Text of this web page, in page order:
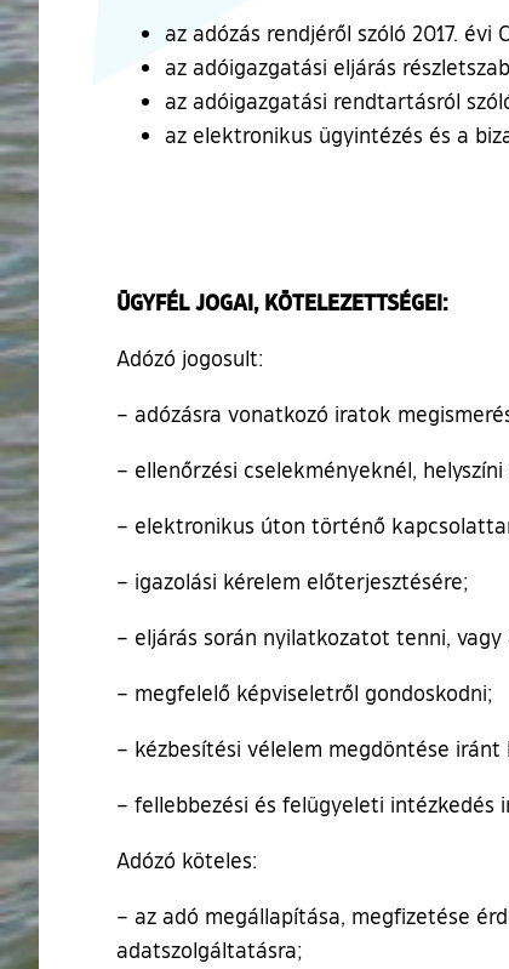
az adózás rendjéről szóló 2017. évi
az adóigazgatási eljárás
az adóigazgatási rendtartásról
az elektronikus ügyintézés és a
ÜGYFÉL JOGAI, KÖTELEZETTSÉGEI:
Adózó jogosult:
– adózásra vonatkozó iratok
– ellenőrzési cselekményeknél,
– elektronikus úton történő
– igazolási kérelem előterjesztésére;
– eljárás során nyilatkozatot tenni,
– megfelelő képviseletről gondoskodni;
– kézbesítési vélelem megdöntése
– fellebbezési és felügyeleti
Adózó köteles:
– az adó megállapítása, megfizetése
adatszolgáltatásra;